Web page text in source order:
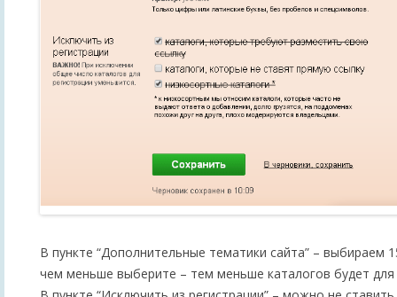
В пункте “Дополнительные тематики сайта” – выбираем
чем меньше выберите – тем меньше каталогов будет для